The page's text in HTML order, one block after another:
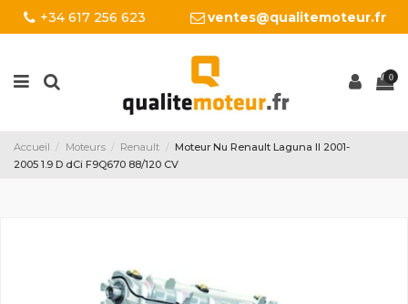
+34 617 256 623 ventes@qualitemoteur.fr
0
Accueil Moteurs Renault
Moteur Nu Renault Laguna II 2001-
2005 1.9 D dCi F9Q670 88/120 CV